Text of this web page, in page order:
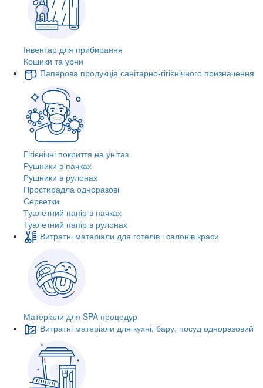
Інвентар для прибирання
Кошики та урни
Паперова продукція санітарно-гігієнічного призначення
Гігієнічні покриття на унітаз
Рушники в пачках
Рушники в рулонах
Простирадла одноразові
Серветки
Туалетний папір в пачках
Туалетний папір в рулонах
Витратні матеріали для готелів і салонів краси
Матеріали для SPA процедур
Витратні матеріали для кухні, бару, посуд одноразовий